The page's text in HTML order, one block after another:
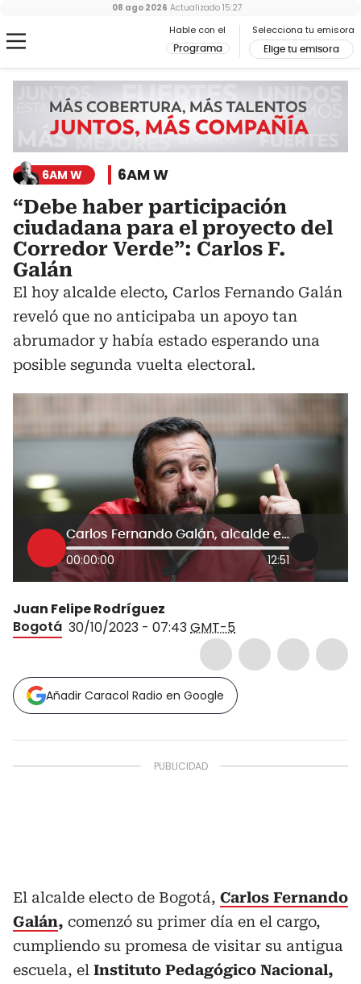
Hable con el
Programa
Selecciona tu emisora
Elige tu emisora
08 ago 2026 Actualizado 15:27
6AM W 6AM W
“Debe haber participación
ciudadana para el proyecto del
Corredor Verde”: Carlos F.
Galán
El hoy alcalde electo, Carlos Fernando Galán
reveló que no anticipaba un apoyo tan
abrumador y había estado esperando una
posible segunda vuelta electoral.
Carlos Fernando Galán, alcalde electo de Bogotá
00:00:00 12:51
Juan Felipe Rodríguez
Bogotá 30/10/2023 - 07:43GMT-5
Añadir Caracol Radio en Google
El alcalde electo de Bogotá, Carlos Fernando
Galán, comenzó su primer día en el cargo,
cumpliendo su promesa de visitar su antigua
escuela, el Instituto Pedagógico Nacional,